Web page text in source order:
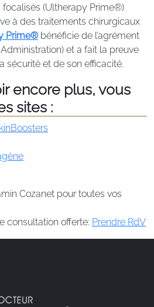
(Ultherapy Prime®)
à des traitements chirurgicaux
Prime®bénéficie de l’agrément
et a fait la preuve
sécurité et de son efficacité.
encore plus, vous
sites :
Cozanet pour toutes vos
consultation offerte: Prendre RdV